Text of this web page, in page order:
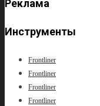
Реклама
Инструменты
Frontliner
Frontliner
Frontliner
Frontliner